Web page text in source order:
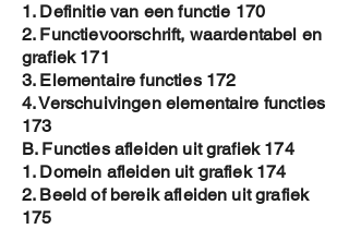
1. Definitie van een functie 170
2. Functievoorschrift, waardentabel en
grafiek 171
3. Elementaire functies 172
4. Verschuivingen elementaire functies
173
B. Functies afleiden uit grafiek 174
1. Domein afleiden uit grafiek 174
2. Beeld of bereik afleiden uit grafiek
175